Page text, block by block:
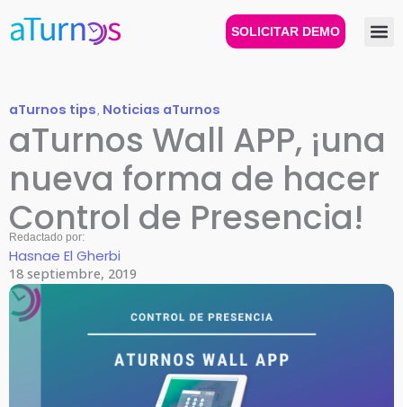
SOLICITAR DEMO
aTurnos tips, Noticias aTurnos
aTurnos Wall APP, ¡una
nueva forma de hacer
Control de Presencia!
Redactado por:
Hasnae El Gherbi
18 septiembre, 2019